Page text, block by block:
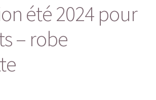
été 2024 pour
– robe